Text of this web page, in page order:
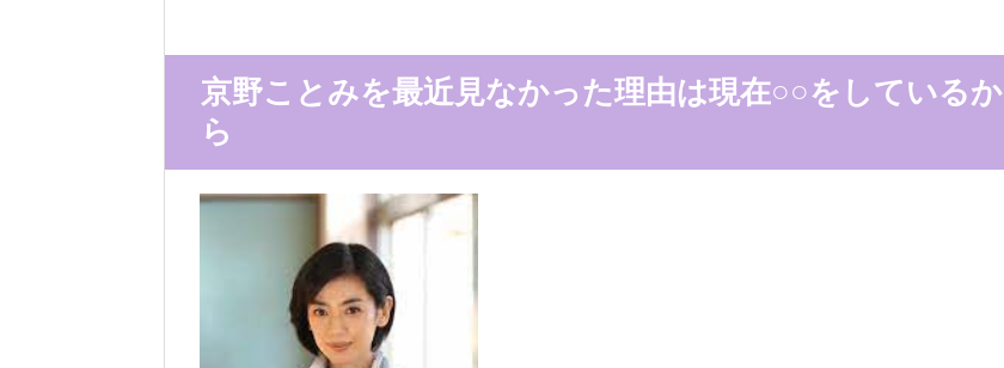
京野ことみを最近見なかった理由は現在○○をしているか
ら